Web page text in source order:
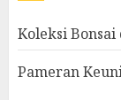
Koleksi
Pameran